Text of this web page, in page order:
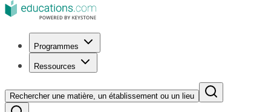
Programmes
Ressources
Rechercher une matière, un établissement ou un lieu